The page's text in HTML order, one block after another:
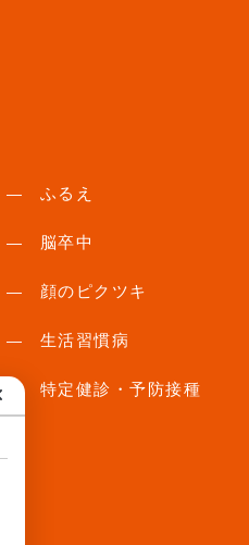
ふるえ
脳卒中
顔のピクツキ
生活習慣病
特定健診・予防接種